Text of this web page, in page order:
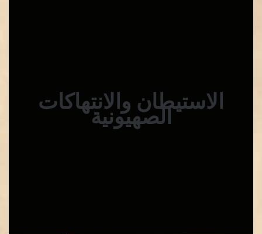
الاستيطان والانتهاكات
الصهيونية